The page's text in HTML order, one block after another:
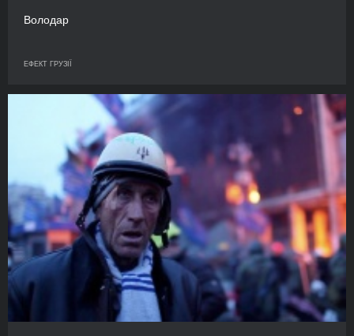
Володар
ЕФЕКТ ГРУЗІЇ